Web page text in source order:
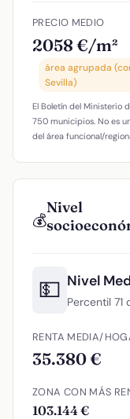
PRECIO MEDIO
2058 €/m²
área agrupada
Sevilla)
El Boletín del Ministerio
750 municipios. No es
del área funcional/
💰
Nivel
💵 Nivel
Percentil 71
RENTA MEDIA/
35.380 €
ZONA CON MÁS
103.144 €